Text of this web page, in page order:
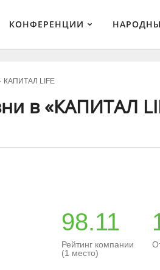
КОНФЕРЕНЦИИ
КАПИТАЛ LIFE
в «КАПИТАЛ
98.11
Рейтинг компании
(1 место)